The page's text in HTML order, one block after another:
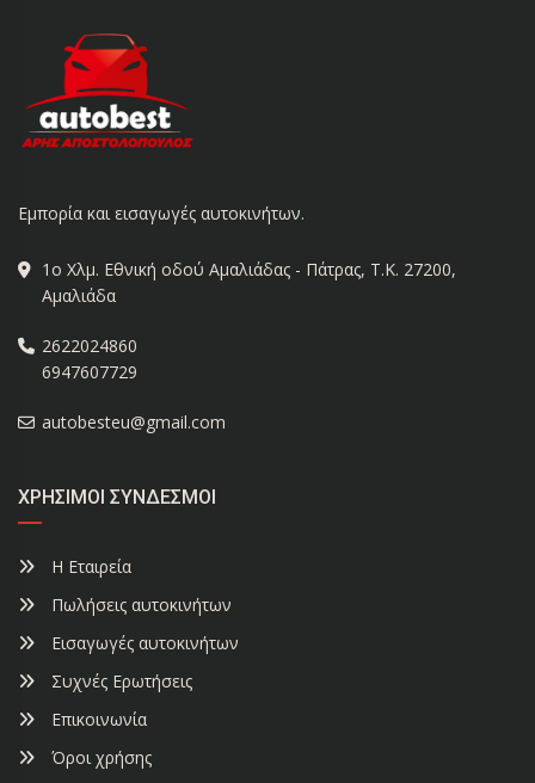
Εμπορία και εισαγωγές αυτοκινήτων.
1ο Χλμ. Εθνική οδού Αμαλιάδας - Πάτρας, Τ.Κ. 27200,
Αμαλιάδα
2622024860
6947607729
autobesteu@gmail.com
ΧΡΉΣΙΜΟΙ ΣΎΝΔΕΣΜΟΙ
Η Εταιρεία
Πωλήσεις αυτοκινήτων
Εισαγωγές αυτοκινήτων
Συχνές Ερωτήσεις
Επικοινωνία
Όροι χρήσης